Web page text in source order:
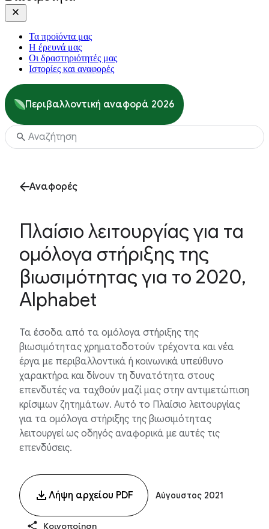
Τα προϊόντα μας
Η έρευνά μας
Οι δραστηριότητές μας
Ιστορίες και αναφορές
Περιβαλλοντική αναφορά 2026
Αναφορές
Πλαίσιο λειτουργίας για τα
ομόλογα στήριξης της
βιωσιμότητας για το 2020,
Alphabet
Τα έσοδα από τα ομόλογα στήριξης της
βιωσιμότητας χρηματοδοτούν τρέχοντα και νέα
έργα με περιβαλλοντικά ή κοινωνικά υπεύθυνο
χαρακτήρα και δίνουν τη δυνατότητα στους
επενδυτές να ταχθούν μαζί μας στην αντιμετώπιση
κρίσιμων ζητημάτων. Αυτό το Πλαίσιο λειτουργίας
για τα ομόλογα στήριξης της βιωσιμότητας
λειτουργεί ως οδηγός αναφορικά με αυτές τις
επενδύσεις.
Λήψη αρχείου PDF Αύγουστος 2021
Κοινοποίηση